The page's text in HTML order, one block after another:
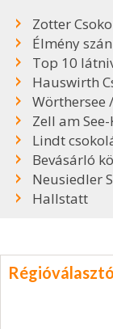
Zotter
Élmény
Top 10
Hauswirth
Wörthersee
Zell am
Lindt
Bevásárló
Neusiedler
Hallstatt
Régióválasztó